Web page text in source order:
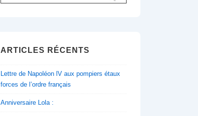
pour:
ARTICLES RÉCENTS
Lettre de Napoléon lV aux pompiers étaux
forces de l’ordre français
Anniversaire Lola :